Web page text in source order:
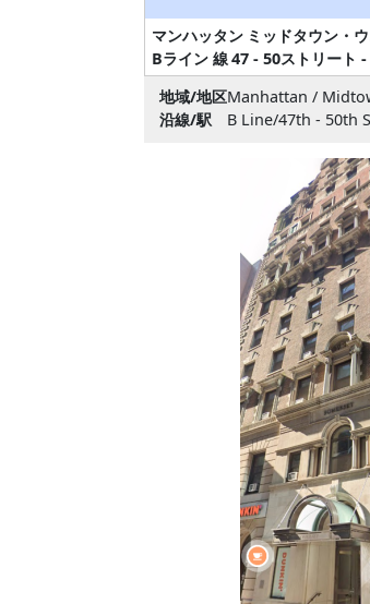
マンハッタン ミッドタウン・
Bライン 線47 - 50ストリート
地域/地区Manhattan /
沿線/駅
B Line/47th - 50th